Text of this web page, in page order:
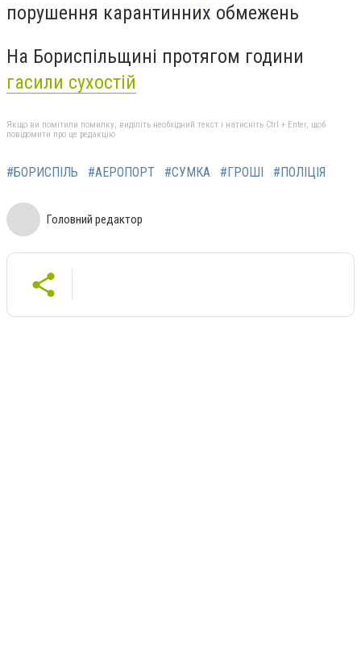
порушення карантинних обмежень
На Бориспільщині протягом години
гасили сухостій
Якщо ви помітили помилку, виділіть необхідний текст і натисніть Ctrl + Enter, щоб
повідомити про це редакцію
#БОРИСПІЛЬ #АЕРОПОРТ #СУМКА #ГРОШІ #ПОЛІЦІЯ
Головний редактор